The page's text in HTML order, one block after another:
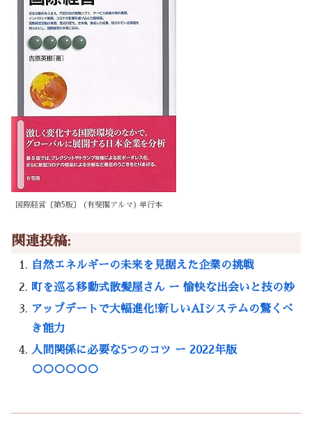
国際経営〔第5版〕 (有斐閣アルマ) 単行本
関連投稿:
自然エネルギーの未来を見据えた企業の挑戦
町を巡る移動式散髪屋さん ー 愉快な出会いと技の妙
アップデートで大幅進化!新しいAIシステムの驚くべ
き能力
人間関係に必要な5つのコツ ー 2022年版
○○○○○○